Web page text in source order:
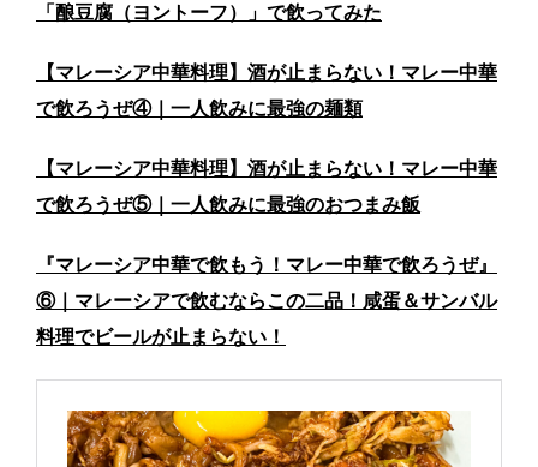
「酿豆腐（ヨントーフ）」で飲ってみた
【マレーシア中華料理】酒が止まらない！マレー中華
で飲ろうぜ④｜一人飲みに最強の麺類
【マレーシア中華料理】酒が止まらない！マレー中華
で飲ろうぜ⑤｜一人飲みに最強のおつまみ飯
『マレーシア中華で飲もう！マレー中華で飲ろうぜ』
⑥｜マレーシアで飲むならこの二品！咸蛋＆サンバル
料理でビールが止まらない！